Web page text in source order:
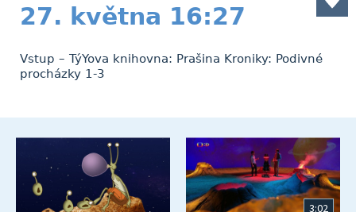
27. května 16:27
Vstup – TýYova knihovna: Prašina Kroniky: Podivné
procházky 1-3
3:02